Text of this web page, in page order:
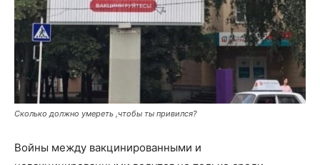
Сколько должно умереть ,чтобы ты привился?
Войны между вакцинированными и